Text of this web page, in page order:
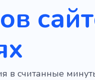
в считанные